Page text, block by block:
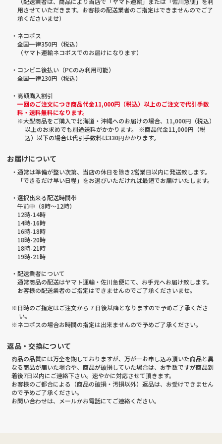
用させていただきます。お客様の配送業者のご指定はできませんのでご了
承くださいませ）
・ネコポス
全国一律350円（税込）
（ヤマト運輸ネコポスでのお届けになります）
・コンビニ後払い（PCのみ利用可能）
全国一律230円（税込）
・高額購入割引
一回のご注文につき商品代金11,000円（税込）以上のご注文で代引手数
料・送料無料になります。
※大型商品をご購入で北海道・沖縄へのお届けの場合、11,000円（税込）
以上のお求めでも別途送料がかかります。 ※商品代金11,000円（税
込）以下の場合は代引手数料は330円かかります。
お届けについて
・通常は準備が整い次第、当店の休日を除き2営業日以内に発送致します。
「できるだけ早い日程」をお選びいただければ最短でお届けいたします。
・選択出来る配送時間帯
午前中（8時～12時）
12時-14時
14時-16時
16時-18時
18時-20時
18時-21時
19時-21時
・配送業者について
通常商品の配送はヤマト運輸・佐川急便にて、お手元へお届け致します。
お客様の配送業者のご指定はできませんのでご了承くださいませ。
※日時のご指定はご注文から 7 日後以降となりますので予めご了承くださ
い。
※ネコポスの場合お時間の指定は出来ませんので予めご了承ください。
返品・交換について
商品の品質には万全を期しておりますが、万が一お申し込み頂いた商品と異
なる商品が届いた場合や、商品が破損していた場合は、お手数ですが商品到
着後7日以内にご連絡下さい。速やかに対応させて頂きます。
お客様のご都合による（商品の破損・汚損以外）返品は、お受けできません
ので予めご了承ください。
お問い合わせは、メールかお電話にてご連絡ください。